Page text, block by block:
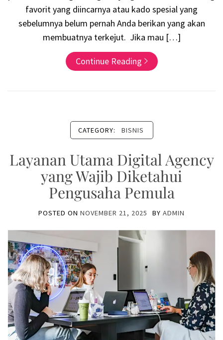
favorit yang diincarnya atau kado spesial yang
sebelumnya belum pernah Anda berikan yang akan
membuatnya terkejut. Jika mau […]
Continue Reading
CATEGORY: BISNIS
Layanan Utama Digital Agency
yang Wajib Diketahui
Pengusaha Pemula
POSTED ON NOVEMBER 21, 2025 BY ADMIN